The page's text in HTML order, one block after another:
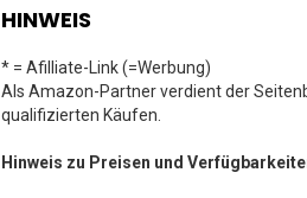
HINWEIS
* = Afilliate-Link (=Werbung)
Als Amazon-Partner verdient der
qualifizierten Käufen.
Hinweis zu Preisen und